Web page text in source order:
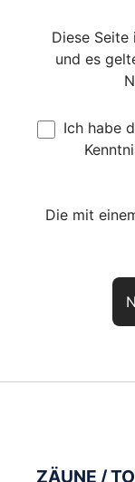
Diese
und es
Ich habe
Die mit
ZÄUNE /